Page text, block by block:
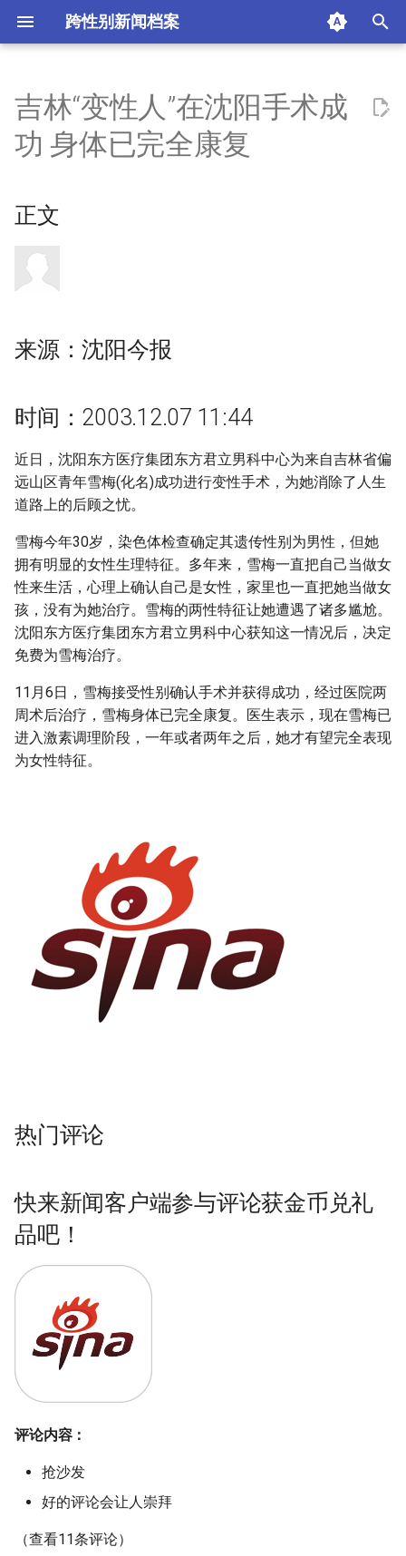
跨性别新闻档案
a
i
i
g
s
e
r
c
h
正文
时间：2003.12.07 11:44
热门评论
摘要与附加信息
附加信息 [Processed Page
Metadata]
吉林“变性人”在沈阳手术成
功 身体已完全康复
正文
来源：沈阳今报
时间：2003.12.07 11:44
近日，沈阳东方医疗集团东方君立男科中心为来自吉林省偏
远山区青年雪梅(化名)成功进行变性手术，为她消除了人生
道路上的后顾之忧。
雪梅今年30岁，染色体检查确定其遗传性别为男性，但她
拥有明显的女性生理特征。多年来，雪梅一直把自己当做女
性来生活，心理上确认自己是女性，家里也一直把她当做女
孩，没有为她治疗。雪梅的两性特征让她遭遇了诸多尴尬。
沈阳东方医疗集团东方君立男科中心获知这一情况后，决定
免费为雪梅治疗。
11月6日，雪梅接受性别确认手术并获得成功，经过医院两
周术后治疗，雪梅身体已完全康复。医生表示，现在雪梅已
进入激素调理阶段，一年或者两年之后，她才有望完全表现
为女性特征。
热门评论
快来新闻客户端参与评论获金币兑礼
品吧！
评论内容：
抢沙发
好的评论会让人崇拜
（查看11条评论）